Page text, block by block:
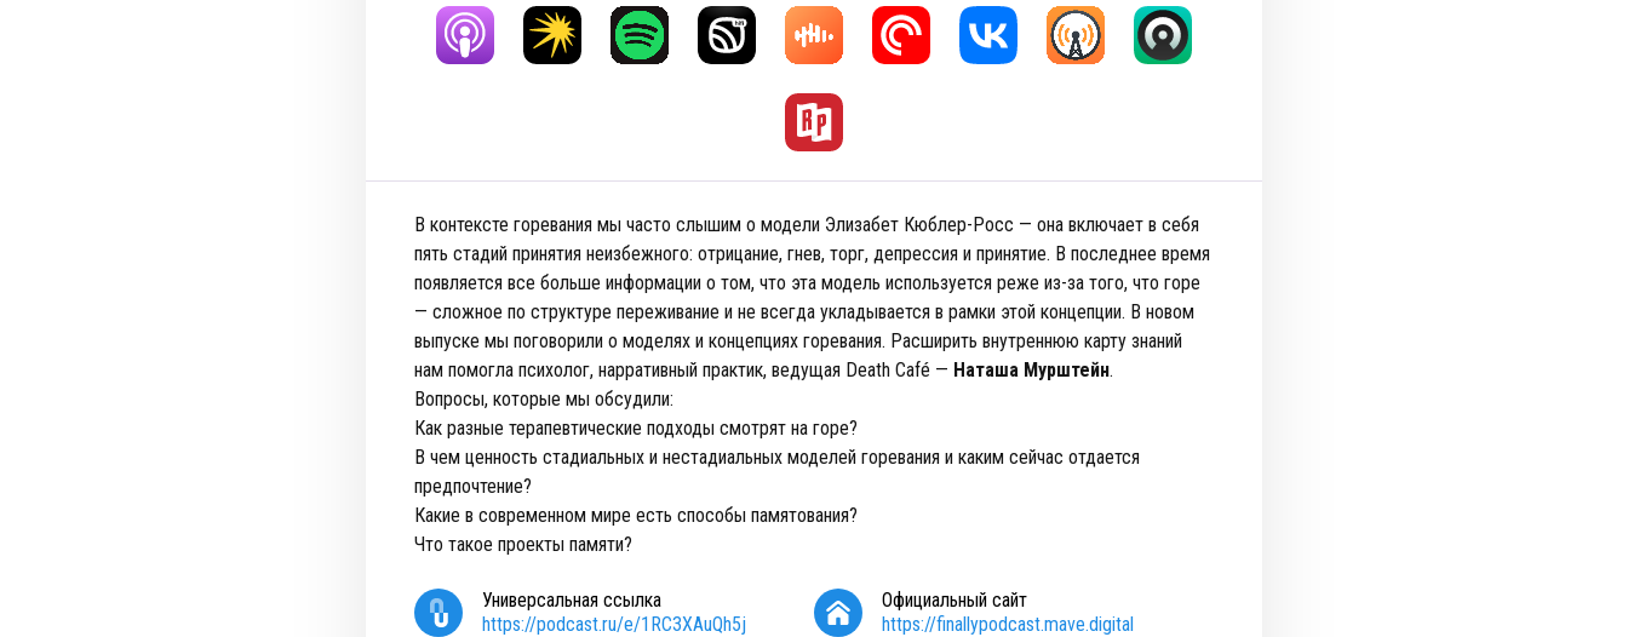
В контексте горевания мы часто слышим о модели Элизабет Кюблер-Росс — она включает в себя
пять стадий принятия неизбежного: отрицание, гнев, торг, депрессия и принятие. В последнее время
появляется все больше информации о том, что эта модель используется реже из-за того, что горе
— сложное по структуре переживание и не всегда укладывается в рамки этой концепции. В новом
выпуске мы поговорили о моделях и концепциях горевания. Расширить внутреннюю карту знаний
нам помогла психолог, нарративный практик, ведущая Death Café — Наташа Мурштейн.
Вопросы, которые мы обсудили:
Как разные терапевтические подходы смотрят на горе?
В чем ценность стадиальных и нестадиальных моделей горевания и каким сейчас отдается
предпочтение?
Какие в современном мире есть способы памятования?
Что такое проекты памяти?
Универсальная ссылка
https://podcast.ru/e/1RC3XAuQh5j
Официальный сайт
https://finallypodcast.mave.digital